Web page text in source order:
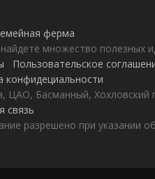
ферма
множество полезных
Пользовательское
конфидециальности
ЦАО, Басманный, Хохловский
связь
разрешено при указании